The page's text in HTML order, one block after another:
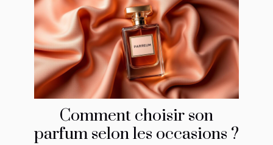
Comment choisir son
parfum selon les occasions ?